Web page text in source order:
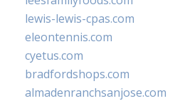
lewis-lewis-cpas.com
eleontennis.com
cyetus.com
bradfordshops.com
almadenranchsanjose.com